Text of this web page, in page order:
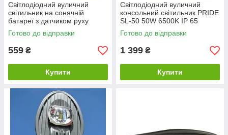
Світлодіодний вуличний
світильник на сонячній
батареї з датчиком руху
SOLAR 4W IP65 Код.58682
Готово до відправки
559 ₴
Купити
Світлодіодний вуличний
консольний світильник PRIDE
SL-50 50W 6500K IP 65
Код.56946
Готово до відправки
1 399 ₴
Купити